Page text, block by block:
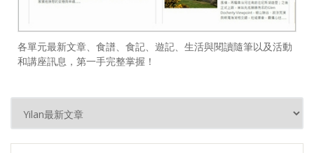
各單元最新文章、食譜、食記、遊記、生活與閱讀隨筆以及活動
和講座訊息，第一手完整掌握！